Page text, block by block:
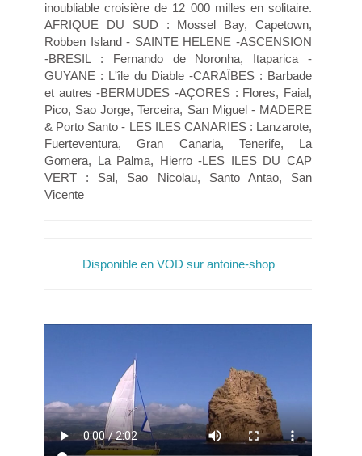
inoubliable croisière de 12 000 milles en solitaire.
AFRIQUE DU SUD : Mossel Bay, Capetown,
Robben Island - SAINTE HELENE -ASCENSION
-BRESIL : Fernando de Noronha, Itaparica -
GUYANE : L'île du Diable -CARAÏBES : Barbade
et autres -BERMUDES -AÇORES : Flores, Faial,
Pico, Sao Jorge, Terceira, San Miguel - MADERE
& Porto Santo - LES ILES CANARIES : Lanzarote,
Fuerteventura, Gran Canaria, Tenerife, La
Gomera, La Palma, Hierro -LES ILES DU CAP
VERT : Sal, Sao Nicolau, Santo Antao, San
Vicente
Disponible en VOD sur antoine-shop